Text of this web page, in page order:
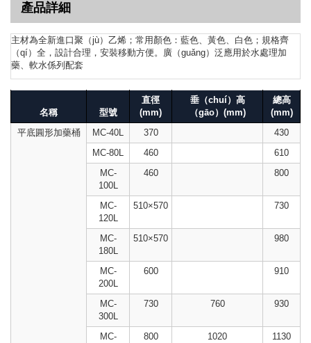
產品詳細
主材為全新進口聚（jù）乙烯；常用顏色：藍色、黃色、白色；規格齊
（qí）全，設計合理，安裝移動方便。廣（guǎng）泛應用於水處理加
藥、軟水係列配套
名稱 型號
直徑
(mm)
垂（chuí）高
（gāo）(mm)
總高
(mm)
平底圓形加藥桶
MC-40L 370
430
MC-80L
460
610
MC-
100L
460 800
MC-
120L
510×570 730
MC-
180L
510×570 980
MC-
200L
600 910
MC-
300L
730 760 930
MC-
800 1020 1130